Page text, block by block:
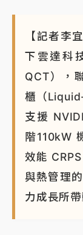
【記者李
下雲達科
QCT），
櫃（
支援
階110kW
效能
與熱管理
力成長所